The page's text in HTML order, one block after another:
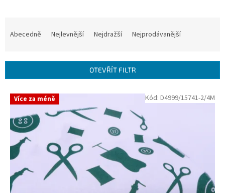
í
Abecedně Nejlevnější Nejdražší Nejprodávanější
OTEVŘÍT FILTR
V
p
p
Více za méně Kód: D4999/15741-2/4M